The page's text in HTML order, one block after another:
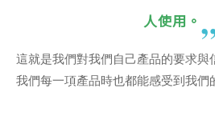
人使用。
這就是我們對我們自己產品的要求與
我們每一項產品時也都能感受到我們